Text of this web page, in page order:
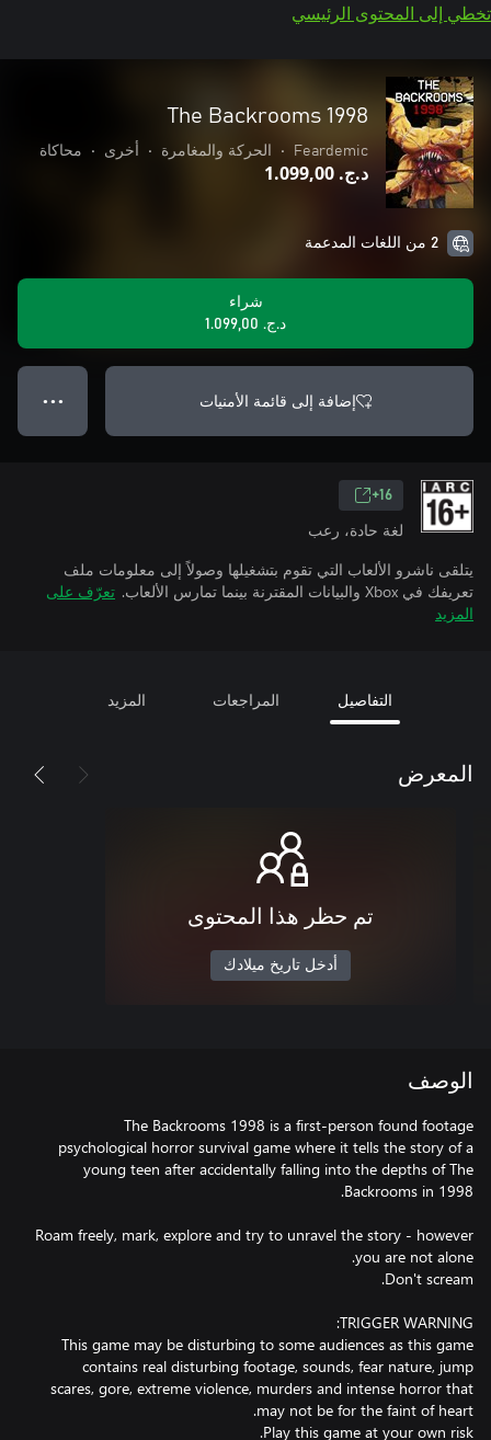
تخطي إلى المحتوى الرئيسي
The Backrooms 1998
Feardemic
• الحركة والمغامرة • أخرى • محاكاة
د.ج.‏ 1.099,00
2 من اللغات المدعمة
شراء
د.ج.‏ 1.099,00
إضافة إلى قائمة الأمنيات ● ● ●
16+
لغة حادة، رعب
يتلقى ناشرو الألعاب التي تقوم بتشغيلها وصولاً إلى معلومات ملف
تعريفك في Xbox والبيانات المقترنة بينما تمارس الألعاب.
تعرّف على
المزيد
التفاصيل المراجعات المزيد
المعرض
تم حظر هذا المحتوى
أدخل تاريخ ميلادك
الوصف
The Backrooms 1998 is a first-person found footage
psychological horror survival game where it tells the story of a
young teen after accidentally falling into the depths of The
Roam freely, mark, explore and try to unravel the story - however
This game may be disturbing to some audiences as this game
contains real disturbing footage, sounds, fear nature, jump
scares, gore, extreme violence, murders and intense horror that